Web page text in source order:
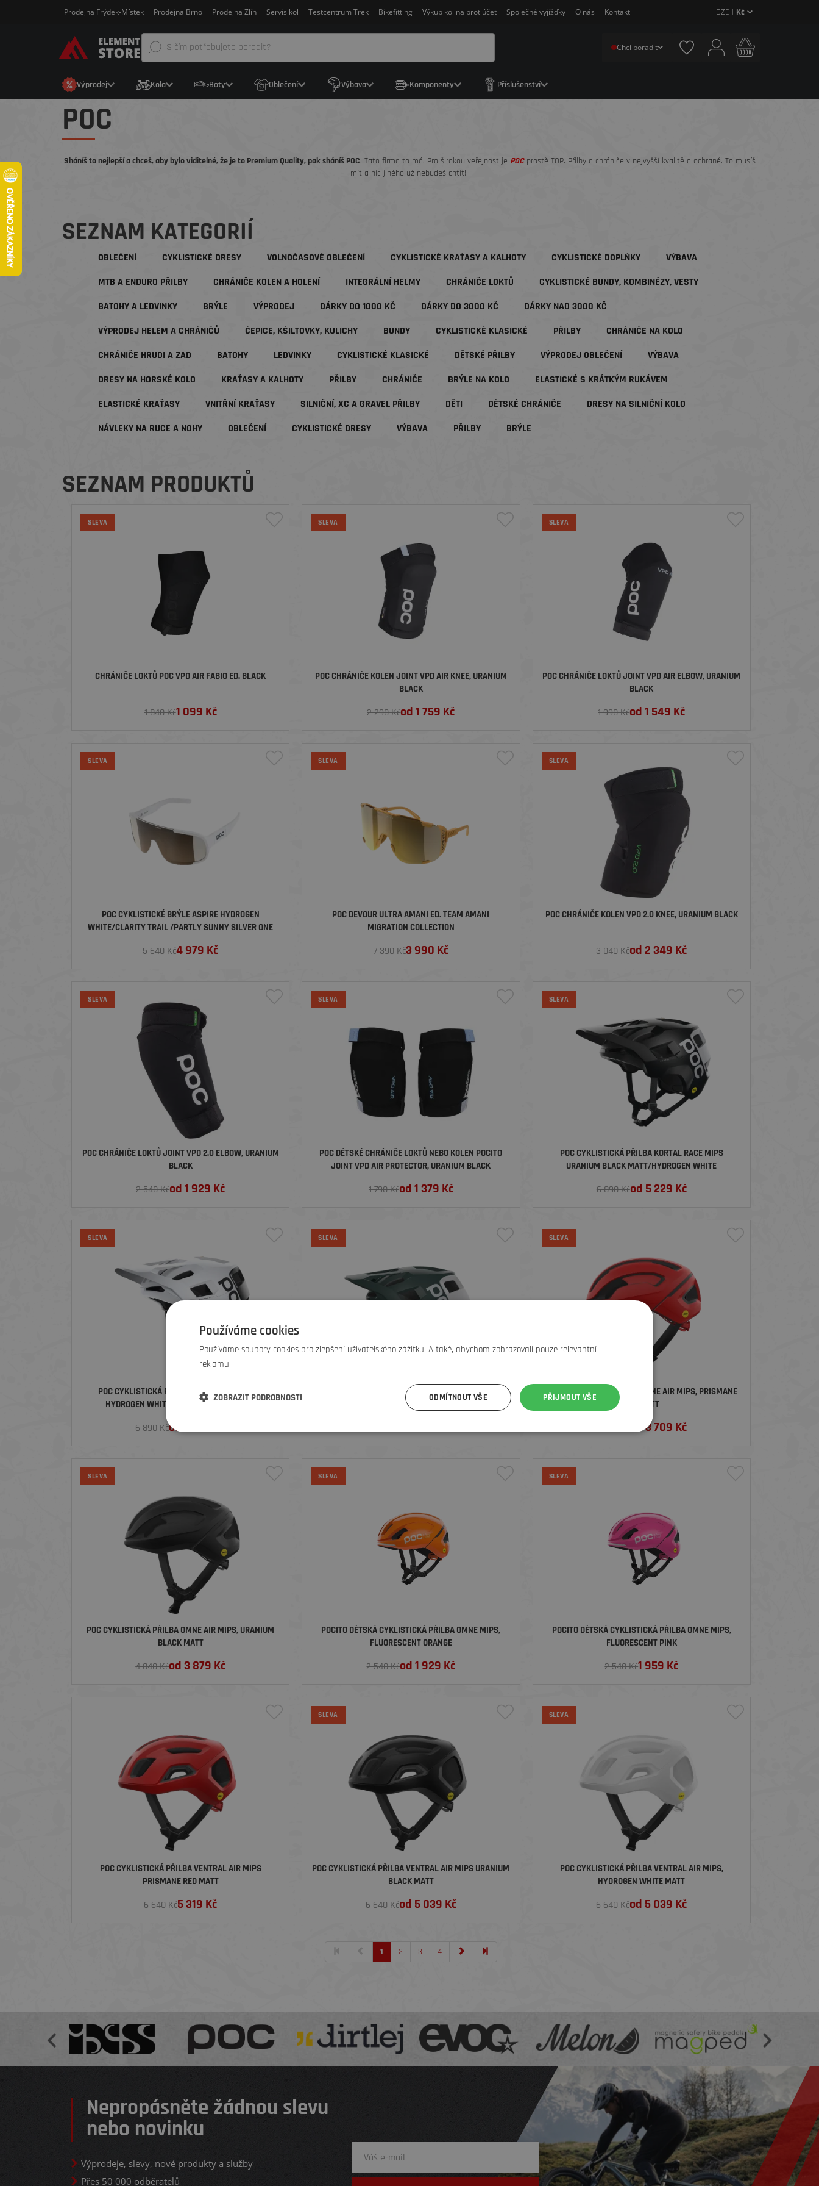
Prodejna Frýdek-Místek Prodejna Brno Prodejna Zlín Servis kol Testcentrum Trek Bikefitting Výkup kol na protiúčet Společné vyjížďky O nás Kontakt CZE | Kč
Chci poradit
Výprodej Kola Boty Oblečení Výbava Komponenty Příslušenství
POC
Sháníš to nejlepší a chceš, aby bylo viditelné, že je to Premium Quality, pak sháníš POC. Tato firma to má. Pro širokou veřejnost je POC prostě TOP. Přilby a chrániče v nejvyšší kvalitě a ochraně. To musíš
mít a nic jiného už nebudeš chtít!
SEZNAM KATEGORIÍ
OBLEČENÍ CYKLISTICKÉ DRESY VOLNOČASOVÉ OBLEČENÍ CYKLISTICKÉ KRAŤASY A KALHOTY CYKLISTICKÉ DOPLŇKY
VÝBAVA
MTB A ENDURO PŘILBY
CHRÁNIČE KOLEN A HOLENÍ INTEGRÁLNÍ HELMY CHRÁNIČE LOKTŮ
CYKLISTICKÉ BUNDY, KOMBINÉZY, VESTY
BATOHY A LEDVINKY
BRÝLE VÝPRODEJ DÁRKY DO 1000 KČ DÁRKY DO 3000 KČ
DÁRKY NAD 3000 KČ
VÝPRODEJ HELEM A CHRÁNIČŮ
ČEPICE, KŠILTOVKY, KULICHY BUNDY CYKLISTICKÉ KLASICKÉ PŘILBY
CHRÁNIČE NA KOLO
CHRÁNIČE HRUDI A ZAD
BATOHY LEDVINKY CYKLISTICKÉ KLASICKÉ DĚTSKÉ PŘILBY VÝPRODEJ OBLEČENÍ
VÝBAVA
DRESY NA HORSKÉ KOLO
KRAŤASY A KALHOTY PŘILBY CHRÁNIČE BRÝLE NA KOLO
ELASTICKÉ S KRÁTKÝM RUKÁVEM
ELASTICKÉ KRAŤASY
VNITŘNÍ KRAŤASY SILNIČNÍ, XC A GRAVEL PŘILBY DĚTI DĚTSKÉ CHRÁNIČE
DRESY NA SILNIČNÍ KOLO
NÁVLEKY NA RUCE A NOHY
OBLEČENÍ CYKLISTICKÉ DRESY VÝBAVA PŘILBY BRÝLE
SEZNAM PRODUKTŮ
SLEVA
CHRÁNIČE LOKTŮ POC VPD AIR FABIO ED. BLACK
1 840 Kč1 099 Kč
SLEVA
POC CHRÁNIČE KOLEN JOINT VPD AIR KNEE, URANIUM
BLACK
2 290 Kčod1 759 Kč
SLEVA
POC CHRÁNIČE LOKTŮ JOINT VPD AIR ELBOW, URANIUM
BLACK
1 990 Kčod1 549 Kč
SLEVA
POC CYKLISTICKÉ BRÝLE ASPIRE HYDROGEN
WHITE/CLARITY TRAIL /PARTLY SUNNY SILVER ONE
5 640 Kč4 979 Kč
SLEVA
POC DEVOUR ULTRA AMANI ED. TEAM AMANI
MIGRATION COLLECTION
7 390 Kč3 990 Kč
SLEVA
POC CHRÁNIČE KOLEN VPD 2.0 KNEE, URANIUM BLACK
3 040 Kčod 2 349 Kč
SLEVA
POC CHRÁNIČE LOKTŮ JOINT VPD 2.0 ELBOW, URANIUM
BLACK
2 540 Kčod1 929 Kč
SLEVA
POC DĚTSKÉ CHRÁNIČE LOKTŮ NEBO KOLEN POCITO
JOINT VPD AIR PROTECTOR, URANIUM BLACK
1 790 Kčod1 379 Kč
SLEVA
POC CYKLISTICKÁ PŘILBA KORTAL RACE MIPS
URANIUM BLACK MATT/HYDROGEN WHITE
6 890 Kčod 5 229 Kč
SLEVA
POC CYKLISTICKÁ PŘILBA KORTAL RACE MIPS,
HYDROGEN WHITE/URANIUM BLACK MATT
6 890 Kčod
SLEVA
POC CYKLISTICKÁ PŘILBA KORTAL RACE MIPS,
PARGASITE GREEN MATT/HYDROGEN WHITE MATT
SLEVA
POC CYKLISTICKÁ PŘILBA OMNE AIR MIPS, PRISMANE
RED MATT
od3 709 Kč
SLEVA
POC CYKLISTICKÁ PŘILBA OMNE AIR MIPS, URANIUM
BLACK MATT
4 840 Kčod3 879 Kč
SLEVA
POCITO DĚTSKÁ CYKLISTICKÁ PŘILBA OMNE MIPS,
FLUORESCENT ORANGE
2 540 Kčod1 929 Kč
SLEVA
POCITO DĚTSKÁ CYKLISTICKÁ PŘILBA OMNE MIPS,
FLUORESCENT PINK
2 540 Kč1 959 Kč
POC CYKLISTICKÁ PŘILBA VENTRAL AIR MIPS
PRISMANE RED MATT
6 640 Kč5 319 Kč
SLEVA
POC CYKLISTICKÁ PŘILBA VENTRAL AIR MIPS URANIUM
BLACK MATT
6 640 Kčod 5 039 Kč
SLEVA
POC CYKLISTICKÁ PŘILBA VENTRAL AIR MIPS,
HYDROGEN WHITE MATT
6 640 Kčod 5 039 Kč
1 2 3 4
Nepropásněte žádnou slevu
nebo novinku
Výprodeje, slevy, nové produkty a služby
Přes 50 000 odběratelů
Používáme cookies
Používáme soubory cookies pro zlepšení uživatelského zážitku. A také, abychom zobrazovali pouze relevantní
reklamu.
PŘIJMOUT VŠE
ODMÍTNOUT VŠE
ZOBRAZIT PODROBNOSTI